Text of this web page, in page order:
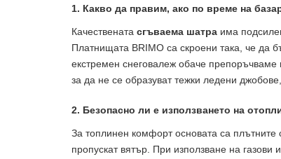
1. Какво да правим, ако по време на
Качествената сгъваема шатра има
Платнищата BRIMO са скроени така, че да
екстремен снеговалеж обаче препоръчваме
за да не се образуват тежки ледени
2. Безопасно ли е използването на
За топлинен комфорт основата са плътните
пропускат вятър. При използване на газови